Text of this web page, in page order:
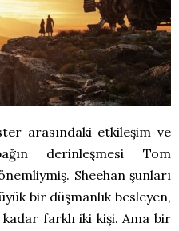
arasındaki etkileşim ve
derinleşmesi Tom
Sheehan şunları
bir düşmanlık besleyen,
farklı iki kişi. Ama bir